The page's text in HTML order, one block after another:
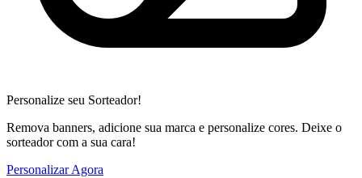
Personalize seu Sorteador!
Remova banners, adicione sua marca e personalize cores. Deixe o
sorteador com a sua cara!
Personalizar Agora